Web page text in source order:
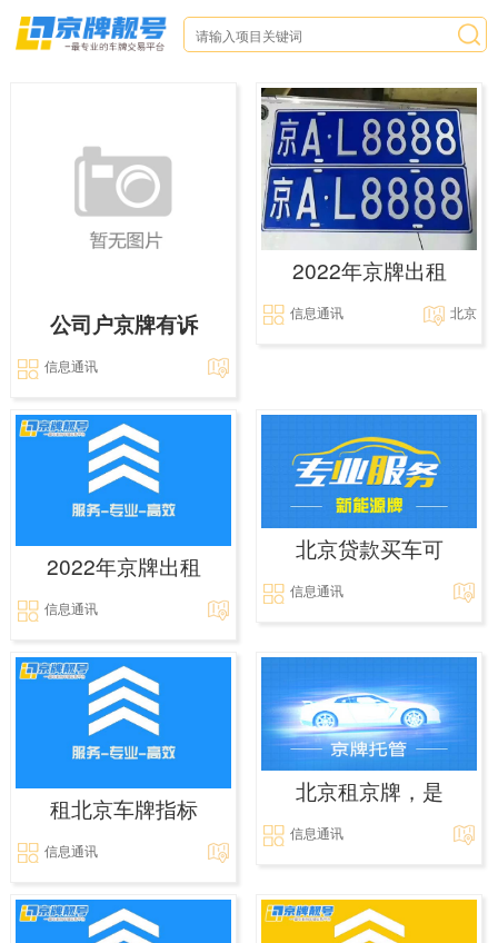
公司户京牌有诉
信息通讯
2022年京牌出租
信息通讯 北京
2022年京牌出租
信息通讯
北京贷款买车可
信息通讯
租北京车牌指标
信息通讯
北京租京牌，是
信息通讯